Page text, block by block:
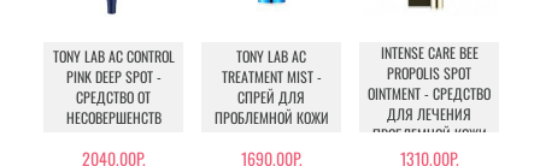
TONY LAB AC CONTROL
PINK DEEP SPOT -
СРЕДСТВО ОТ
НЕСОВЕРШЕНСТВ
2040.00Р.
TONY LAB AC
TREATMENT MIST -
СПРЕЙ ДЛЯ
ПРОБЛЕМНОЙ КОЖИ
1690.00Р.
INTENSE CARE BEE
PROPOLIS SPOT
OINTMENT - СРЕДСТВО
ДЛЯ ЛЕЧЕНИЯ
ПРОБЛЕМНОЙ КОЖИ
1310.00Р.